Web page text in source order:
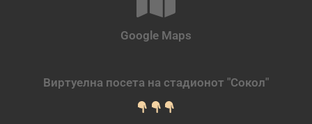
Google Maps
Виртуелна посета на стадионот "Сокол"